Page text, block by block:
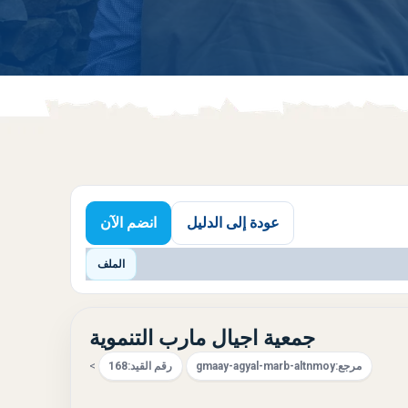
عودة إلى الدليل انضم الآن
الملف
جمعية اجيال مارب التنموية
مرجع:gmaay-agyal-marb-altnmoy رقم القيد:168
>